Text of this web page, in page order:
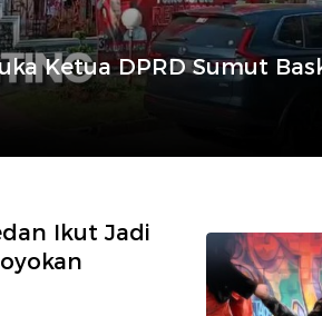
Ketua DPRD Sumut
Ikut Jadi